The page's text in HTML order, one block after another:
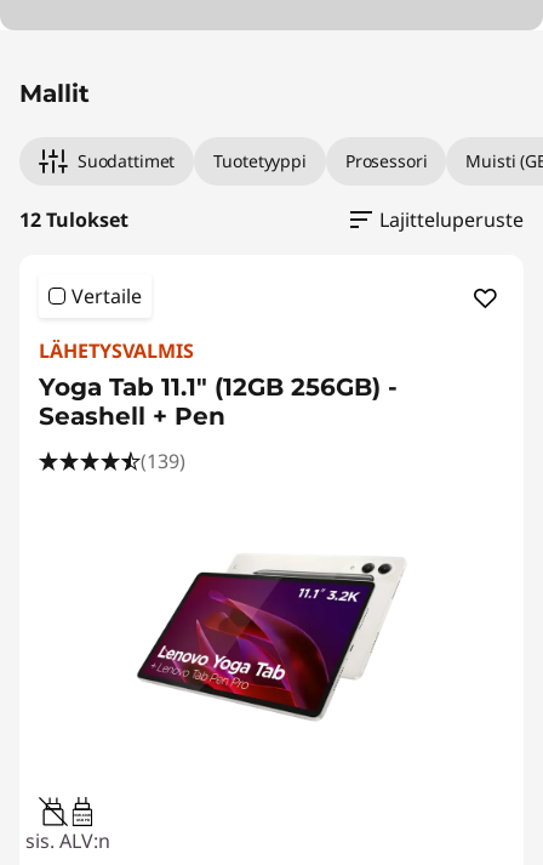
Mallit
Suodattimet Tuotetyyppi Prosessori Muisti
12 Tulokset Lajitteluperuste
Vertaile
LÄHETYSVALMIS
Yoga Tab 11.1" (12GB 256GB) -
Seashell + Pen
(139)
20W-60W
USB PD
sis. ALV:n